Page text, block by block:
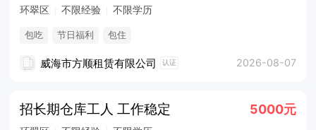
环翠区 不限经验 不限学历
包吃 节日福利 包住
威海市方顺租赁有限公司 认证 2026-08-07
招长期仓库工人 工作稳定 5000元